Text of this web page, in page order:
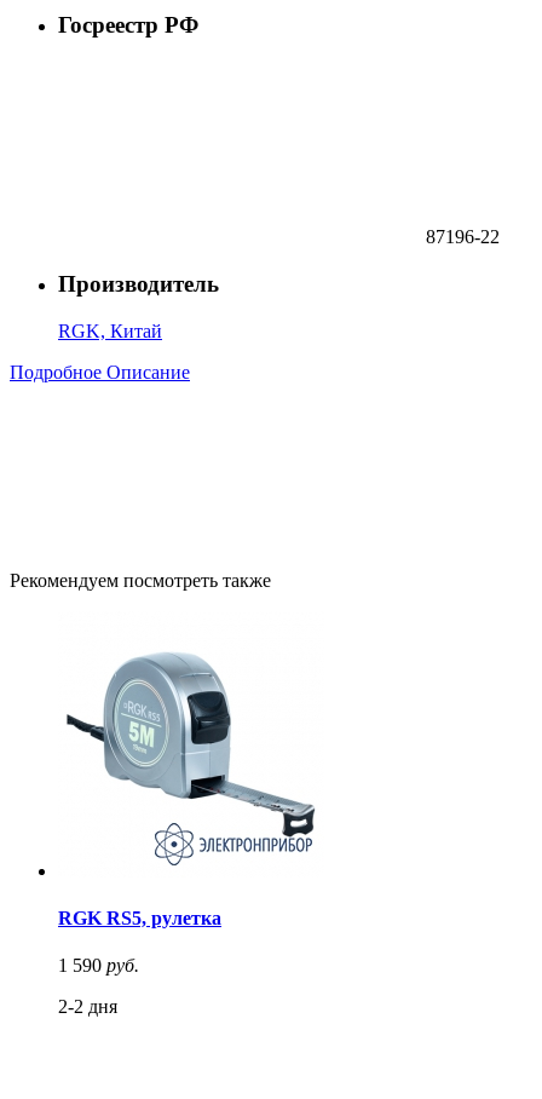
Госреестр РФ
87196-22
Производитель
RGK, Китай
Подробное Описание
Рекомендуем посмотреть также
RGK RS5, рулетка
1 590 руб.
2-2 дня